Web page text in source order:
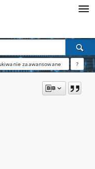
zaawansowane ?